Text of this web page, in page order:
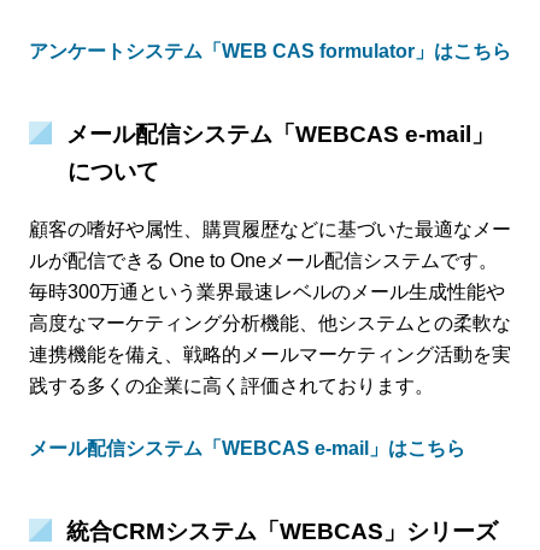
アンケートシステム「WEB CAS formulator」はこちら
メール配信システム「WEBCAS e-mail」
について
顧客の嗜好や属性、購買履歴などに基づいた最適なメー
ルが配信できる One to Oneメール配信システムです。
毎時300万通という業界最速レベルのメール生成性能や
高度なマーケティング分析機能、他システムとの柔軟な
連携機能を備え、戦略的メールマーケティング活動を実
践する多くの企業に高く評価されております。
メール配信システム「WEBCAS e-mail」はこちら
統合CRMシステム「WEBCAS」シリーズ